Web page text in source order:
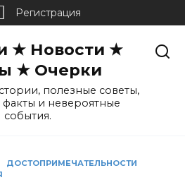
★ Новости ★
★ Очерки
полезные советы,
и невероятные
события.
ДОСТОПРИМЕЧАТЕЛЬНОСТИ
Регистрация